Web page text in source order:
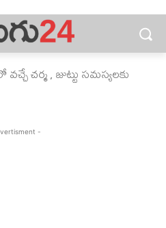
చర్మ , జుట్టు సమస్యలకు
-